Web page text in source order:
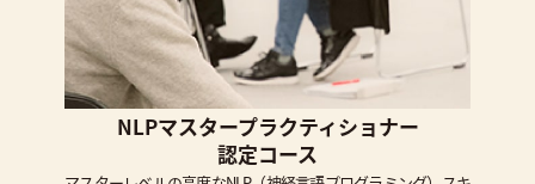
NLPマスタープラクティショナー
認定コース